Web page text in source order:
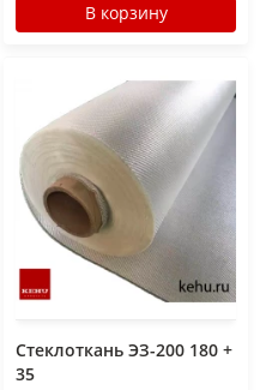
В корзину
Стеклоткань ЭЗ-200 180 +
35